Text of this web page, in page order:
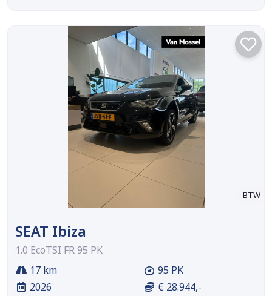
BTW
SEAT Ibiza
1.0 EcoTSI FR 95 PK
17 km
2026
95 PK
€ 28.944,-